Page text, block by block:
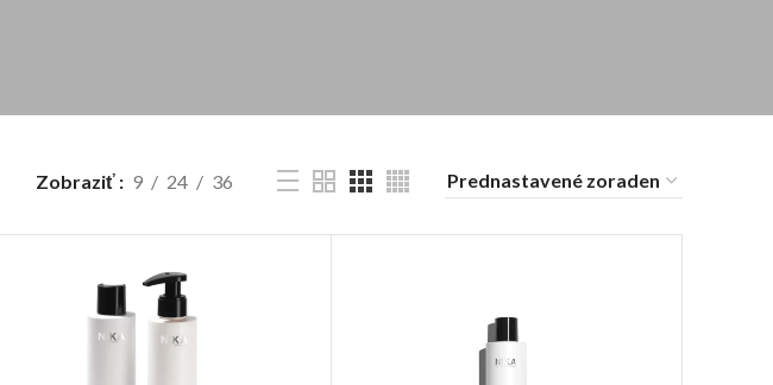
Zobraziť 9 24 36